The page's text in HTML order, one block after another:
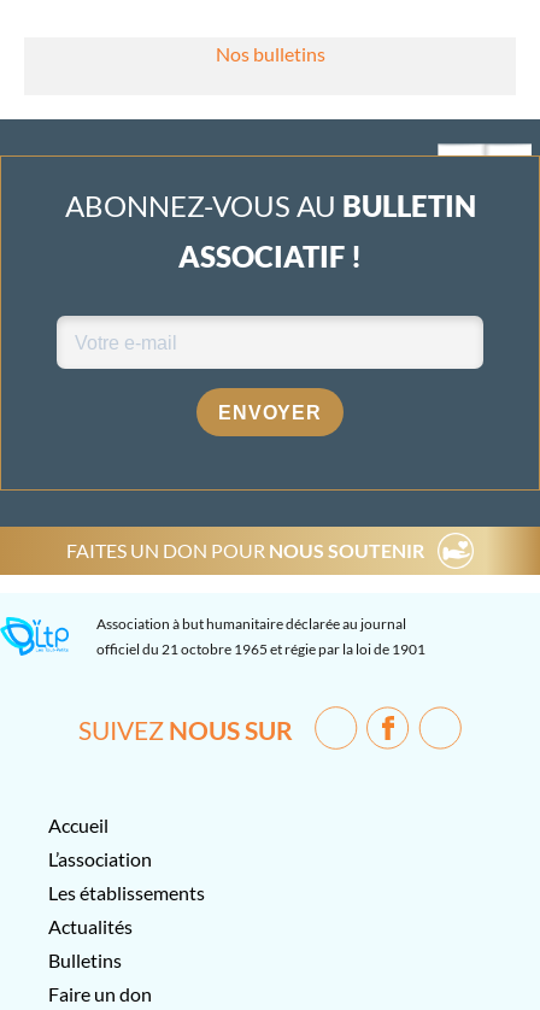
Nos bulletins
ABONNEZ-VOUS AU BULLETIN
ASSOCIATIF !
ENVOYER
FAITES UN DON POUR NOUS SOUTENIR
Association à but humanitaire déclarée au journal
officiel du 21 octobre 1965 et régie par la loi de 1901
SUIVEZ NOUS SUR
Accueil
L’association
Les établissements
Actualités
Bulletins
Faire un don